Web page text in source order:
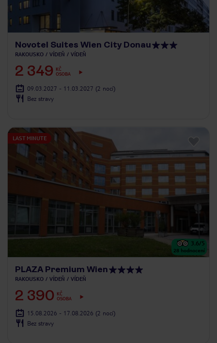
Novotel Suites Wien City Donau
RAKOUSKO VÍDEŇ VÍDEŇ
2 349
KČ
OSOBA
09.03.2027 - 11.03.2027 (2 nocí)
Bez stravy
LAST MINUTE
3.6/5
28 hodnocení
PLAZA Premium Wien
RAKOUSKO VÍDEŇ VÍDEŇ
2 390
KČ
OSOBA
15.08.2026 - 17.08.2026 (2 nocí)
Bez stravy